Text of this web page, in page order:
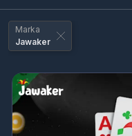
Marka
Jawaker